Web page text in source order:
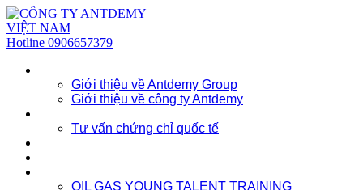
Hotline 0906657379
Giới thiệu về Antdemy Group
Giới thiệu về công ty Antdemy
Tư vấn chứng chỉ quốc tế
OIL GAS YOUNG TALENT TRAINING